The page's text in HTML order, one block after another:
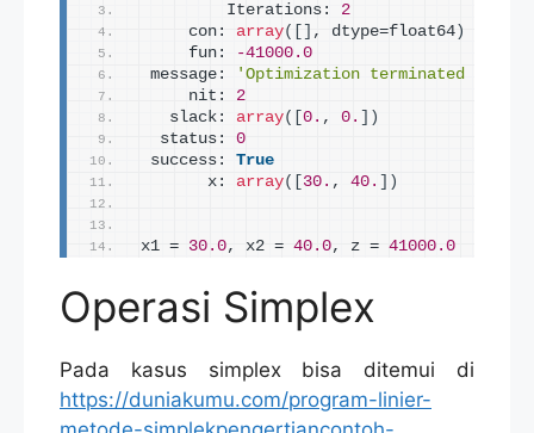
         Iterations:
2
     con:
array([] , dtype=float64 )
     fun:
-41000.0
message:
'Optimization terminated
     nit:
2
   slack:
array([ 0. , 0.
])
  status:
0
success: True
       x:
array([ 30. , 40. ])
x1 = 30.0, x2 = 40.0, z = 41000.0
Operasi Simplex
Pada kasus simplex bisa ditemui di
https://duniakumu.com/program-linier-